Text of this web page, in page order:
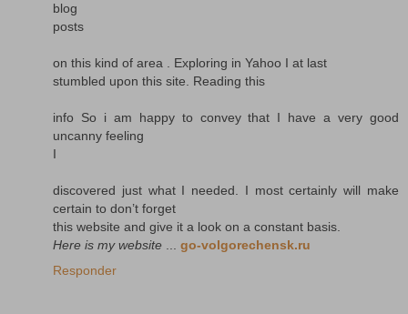
blog
posts
on this kind of area . Exploring in Yahoo I at last
stumbled upon this site. Reading this
info So i am happy to convey that I have a very good
uncanny feeling
I
discovered just what I needed. I most certainly will make
certain to don’t forget
this website and give it a look on a constant basis.
Here is my website ... go-volgorechensk.ru
Responder